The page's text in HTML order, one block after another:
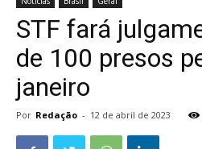
STF fará
de 100 presos
janeiro
Por Redação - 12 de abril de 2023